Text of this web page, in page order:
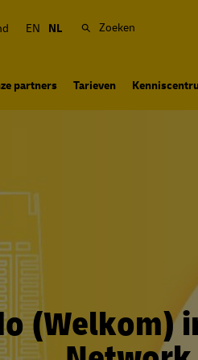
EN NL Zoeken
partners Tarieven
(Welkom)